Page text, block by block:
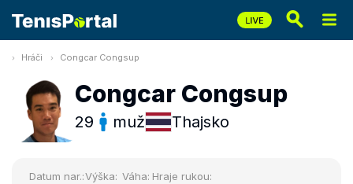
Hráči Congcar Congsup
Congcar Congsup
29 muž Thajsko
Datum nar.:Výška: Váha: Hraje rukou: